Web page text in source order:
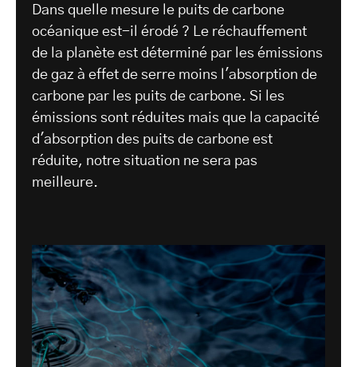
Dans quelle mesure le puits de carbone
océanique est-il érodé ? Le réchauffement
de la planète est déterminé par les émissions
de gaz à effet de serre moins l'absorption de
carbone par les puits de carbone. Si les
émissions sont réduites mais que la capacité
d'absorption des puits de carbone est
réduite, notre situation ne sera pas
meilleure.